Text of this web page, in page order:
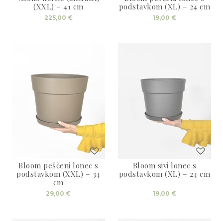
(XXL) – 41 cm
225,00 €
podstavkom (XL) – 24 cm
19,00 €
Bloom peščeni lonec s
podstavkom (XXL) – 34
cm
29,00 €
Bloom sivi lonec s
podstavkom (XL) – 24 cm
19,00 €
Preberi prispevek